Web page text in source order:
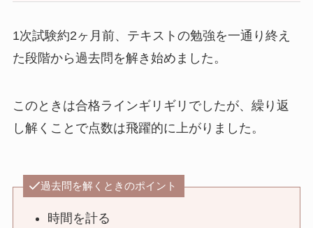
1次試験約2ヶ月前、テキストの勉強を一通り終え
た段階から過去問を解き始めました。
このときは合格ラインギリギリでしたが、繰り返
し解くことで点数は飛躍的に上がりました。
過去問を解くときのポイント
時間を計る